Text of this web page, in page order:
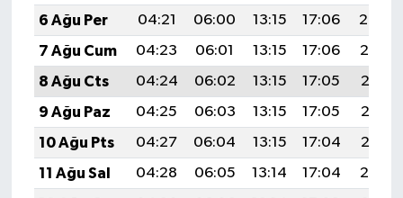
6 Ağu Per
04:21 06:00 13:15 17:06
20:20
7 Ağu Cum
04:23 06:01 13:15 17:06
20:19
8 Ağu Cts
04:24 06:02 13:15 17:05
20:18
9 Ağu Paz
04:25 06:03 13:15 17:05
20:17
10 Ağu Pts
04:27 06:04 13:15 17:04
20:15
11 Ağu Sal
04:28 06:05 13:14 17:04
20:14